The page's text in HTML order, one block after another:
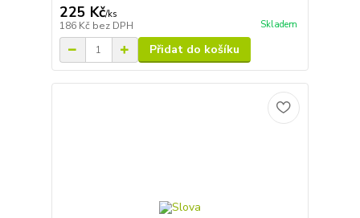
225 Kč/ks
186 Kč bez DPH Skladem
Přidat do košíku